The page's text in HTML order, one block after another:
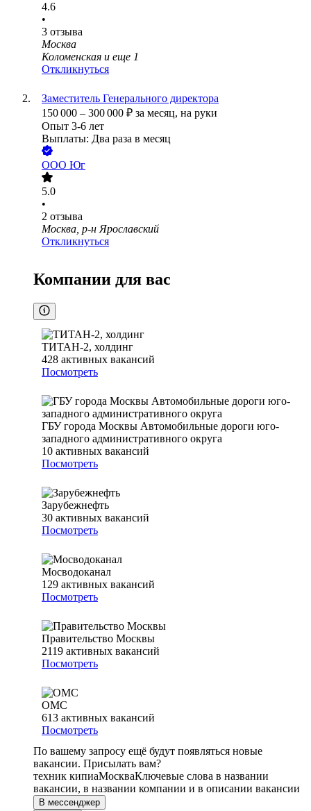
4.6
•
3 отзыва
Москва
Коломенская и еще 1
Откликнуться
Заместитель Генерального директора
150 000 – 300 000 ₽ за месяц, на руки
Опыт 3-6 лет
Выплаты: Два раза в месяц
ООО Юг
5.0
•
2 отзыва
Москва, р-н Ярославский
Откликнуться
Компании для вас
ТИТАН-2, холдинг
428 активных вакансий
Посмотреть
ГБУ города Москвы Автомобильные дороги юго-
западного административного округа
10 активных вакансий
Посмотреть
Зарубежнефть
30 активных вакансий
Посмотреть
Мосводоканал
129 активных вакансий
Посмотреть
Правительство Москвы
2119 активных вакансий
Посмотреть
ОМС
613 активных вакансий
Посмотреть
По вашему запросу ещё будут появляться новые
вакансии. Присылать вам?
техник кипиаМоскваКлючевые слова в названии
вакансии, в названии компании и в описании вакансии
В мессенджер